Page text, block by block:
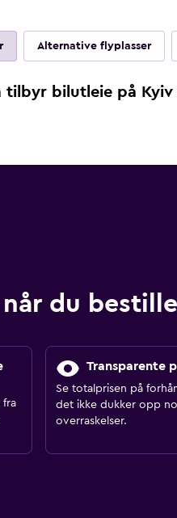
Alternative flyplasser
tilbyr bilutleie på
når du
fra
Transparente
Se totalprisen på
det ikke dukker opp
overraskelser.